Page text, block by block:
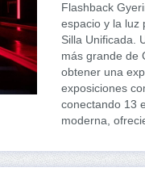
Flashback
espacio y la luz
Silla Unificada.
más grande de
obtener una
exposiciones
conectando 13
moderna,